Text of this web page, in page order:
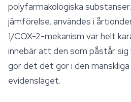
polyfarmakologiska
jämförelse, användes i
1/COX-2-mekanism var helt
innebär att den som påstår
gör det det gör i den
evidensläget.